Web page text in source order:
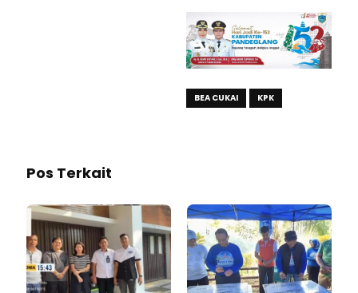
BEA CUKAI KPK
Pos Terkait